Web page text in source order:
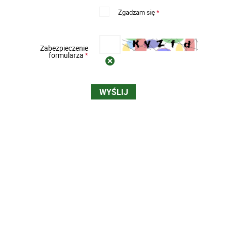
Zgadzam się*
Zabezpieczenie
formularza*